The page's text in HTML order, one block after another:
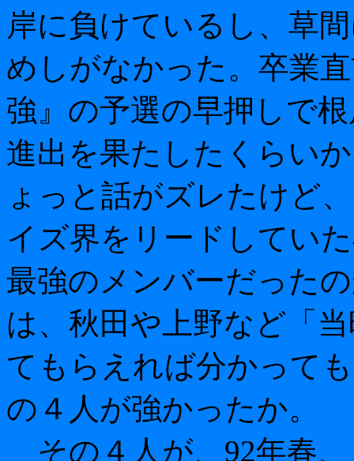
岸に負けているし、草
めしがなかった。卒業
強』の予選の早押しで
進出を果たしたくらい
ょっと話がズレたけど
イズ界をリードしてい
最強のメンバーだった
は、秋田や上野など「
てもらえれば分かって
の４人が強かったか。
その４人が、92年春